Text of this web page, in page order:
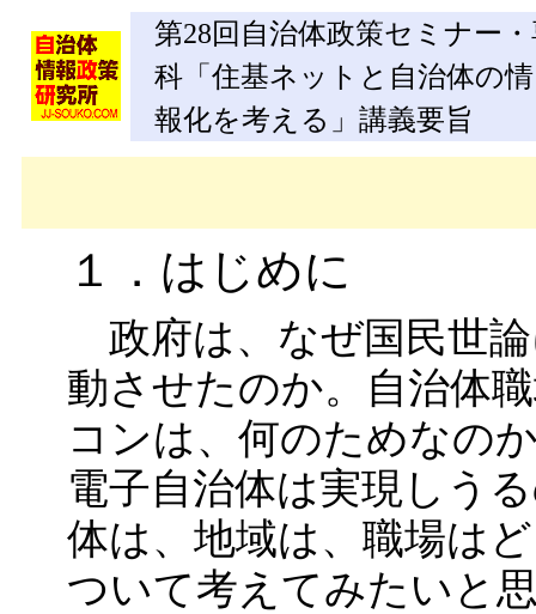
第28回自治体政策セミナー
科「住基ネットと自治体の情
報化を考える」講義要旨
１．はじめに
政府は、なぜ国民世
動させたのか。自治体
コンは、何のためなの
電子自治体は実現しう
体は、地域は、職場は
ついて考えてみたいと